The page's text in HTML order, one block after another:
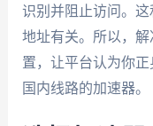
识别并阻止访问。
地址有关。所以，
置，让平台认为你
国内线路的加速器。